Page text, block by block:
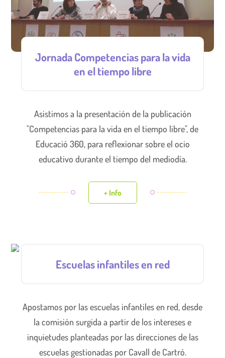
Jornada Competencias para la vida
en el tiempo libre
Asistimos a la presentación de la publicación
"Competencias para la vida en el tiempo libre", de
Educació 360, para reflexionar sobre el ocio
educativo durante el tiempo del mediodía.
+ Info
Escuelas infantiles en red
Apostamos por las escuelas infantiles en red, desde
la comisión surgida a partir de los intereses e
inquietudes planteadas por las direcciones de las
escuelas gestionadas por Cavall de Cartró.